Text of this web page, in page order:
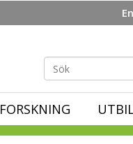
FORSKNING